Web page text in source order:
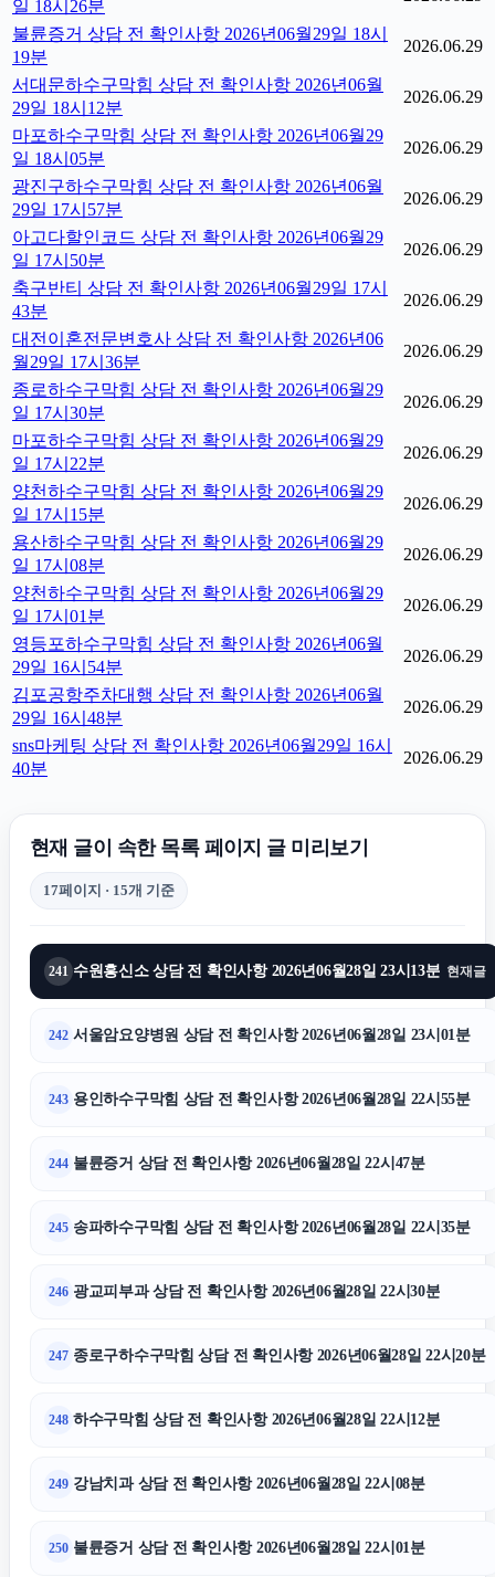
일 18시26분
불륜증거 상담 전 확인사항 2026년06월29일 18시
19분
2026.06.29
서대문하수구막힘 상담 전 확인사항 2026년06월
29일 18시12분
2026.06.29
마포하수구막힘 상담 전 확인사항 2026년06월29
일 18시05분
2026.06.29
광진구하수구막힘 상담 전 확인사항 2026년06월
29일 17시57분
2026.06.29
아고다할인코드 상담 전 확인사항 2026년06월29
일 17시50분
2026.06.29
축구반티 상담 전 확인사항 2026년06월29일 17시
43분
2026.06.29
대전이혼전문변호사 상담 전 확인사항 2026년06
월29일 17시36분
2026.06.29
종로하수구막힘 상담 전 확인사항 2026년06월29
일 17시30분
2026.06.29
마포하수구막힘 상담 전 확인사항 2026년06월29
일 17시22분
2026.06.29
양천하수구막힘 상담 전 확인사항 2026년06월29
일 17시15분
2026.06.29
용산하수구막힘 상담 전 확인사항 2026년06월29
일 17시08분
2026.06.29
양천하수구막힘 상담 전 확인사항 2026년06월29
일 17시01분
2026.06.29
영등포하수구막힘 상담 전 확인사항 2026년06월
29일 16시54분
2026.06.29
김포공항주차대행 상담 전 확인사항 2026년06월
29일 16시48분
2026.06.29
sns마케팅 상담 전 확인사항 2026년06월29일 16시
40분
2026.06.29
현재 글이 속한 목록 페이지 글 미리보기
17페이지 · 15개 기준
241 수원흥신소 상담 전 확인사항 2026년06월28일 23시13분 현재글
242 서울암요양병원 상담 전 확인사항 2026년06월28일 23시01분
243 용인하수구막힘 상담 전 확인사항 2026년06월28일 22시55분
244 불륜증거 상담 전 확인사항 2026년06월28일 22시47분
245 송파하수구막힘 상담 전 확인사항 2026년06월28일 22시35분
246 광교피부과 상담 전 확인사항 2026년06월28일 22시30분
247 종로구하수구막힘 상담 전 확인사항 2026년06월28일 22시20분
248 하수구막힘 상담 전 확인사항 2026년06월28일 22시12분
249 강남치과 상담 전 확인사항 2026년06월28일 22시08분
250 불륜증거 상담 전 확인사항 2026년06월28일 22시01분